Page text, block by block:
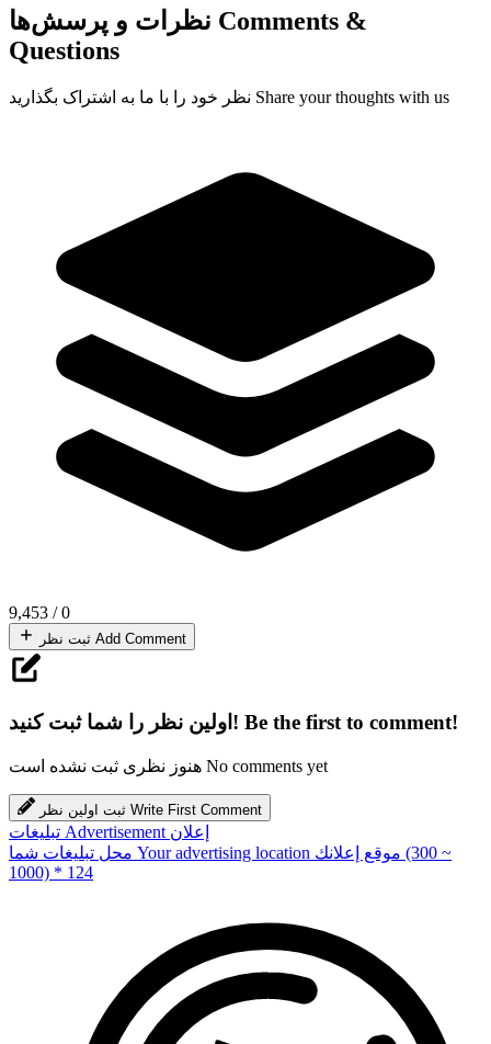
نظرات و پرسش‌ها Comments &
Questions
نظر خود را با ما به اشتراک بگذارید Share your thoughts with us
9,453 / 0
ثبت نظر Add Comment
اولین نظر را شما ثبت کنید! Be the first to comment!
هنوز نظری ثبت نشده است No comments yet
ثبت اولین نظر Write First Comment
تبلیغات Advertisement إعلان
محل تبلیغات شما Your advertising location موقع إعلانك (300 ~
1000) * 124